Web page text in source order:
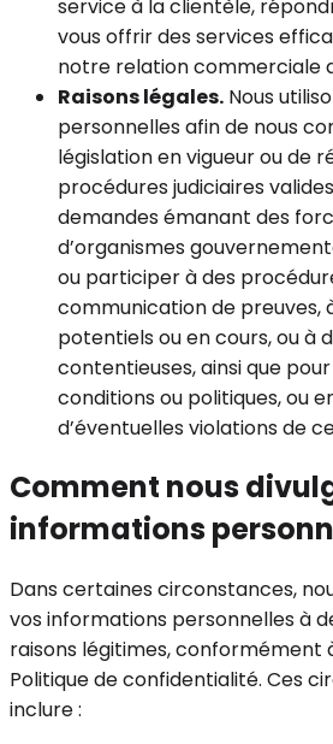
service à la clientèle,
vous offrir des services
notre relation commerciale
Raisons légales. Nous
personnelles afin de nous
législation en vigueur ou de
procédures judiciaires
demandes émanant des
d’organismes
ou participer à des
communication de preuves,
potentiels ou en cours, ou à
contentieuses, ainsi que
conditions ou politiques, ou
d’éventuelles violations de
Comment nous
informations
Dans certaines circonstances,
vos informations personnelles à
raisons légitimes, conformément
Politique de confidentialité. Ces
inclure :